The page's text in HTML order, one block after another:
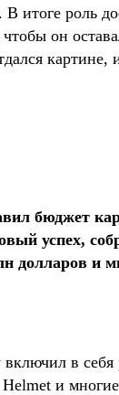
итоге роль
чтобы он
картине,
бюджет
успех,
долларов и
в
и